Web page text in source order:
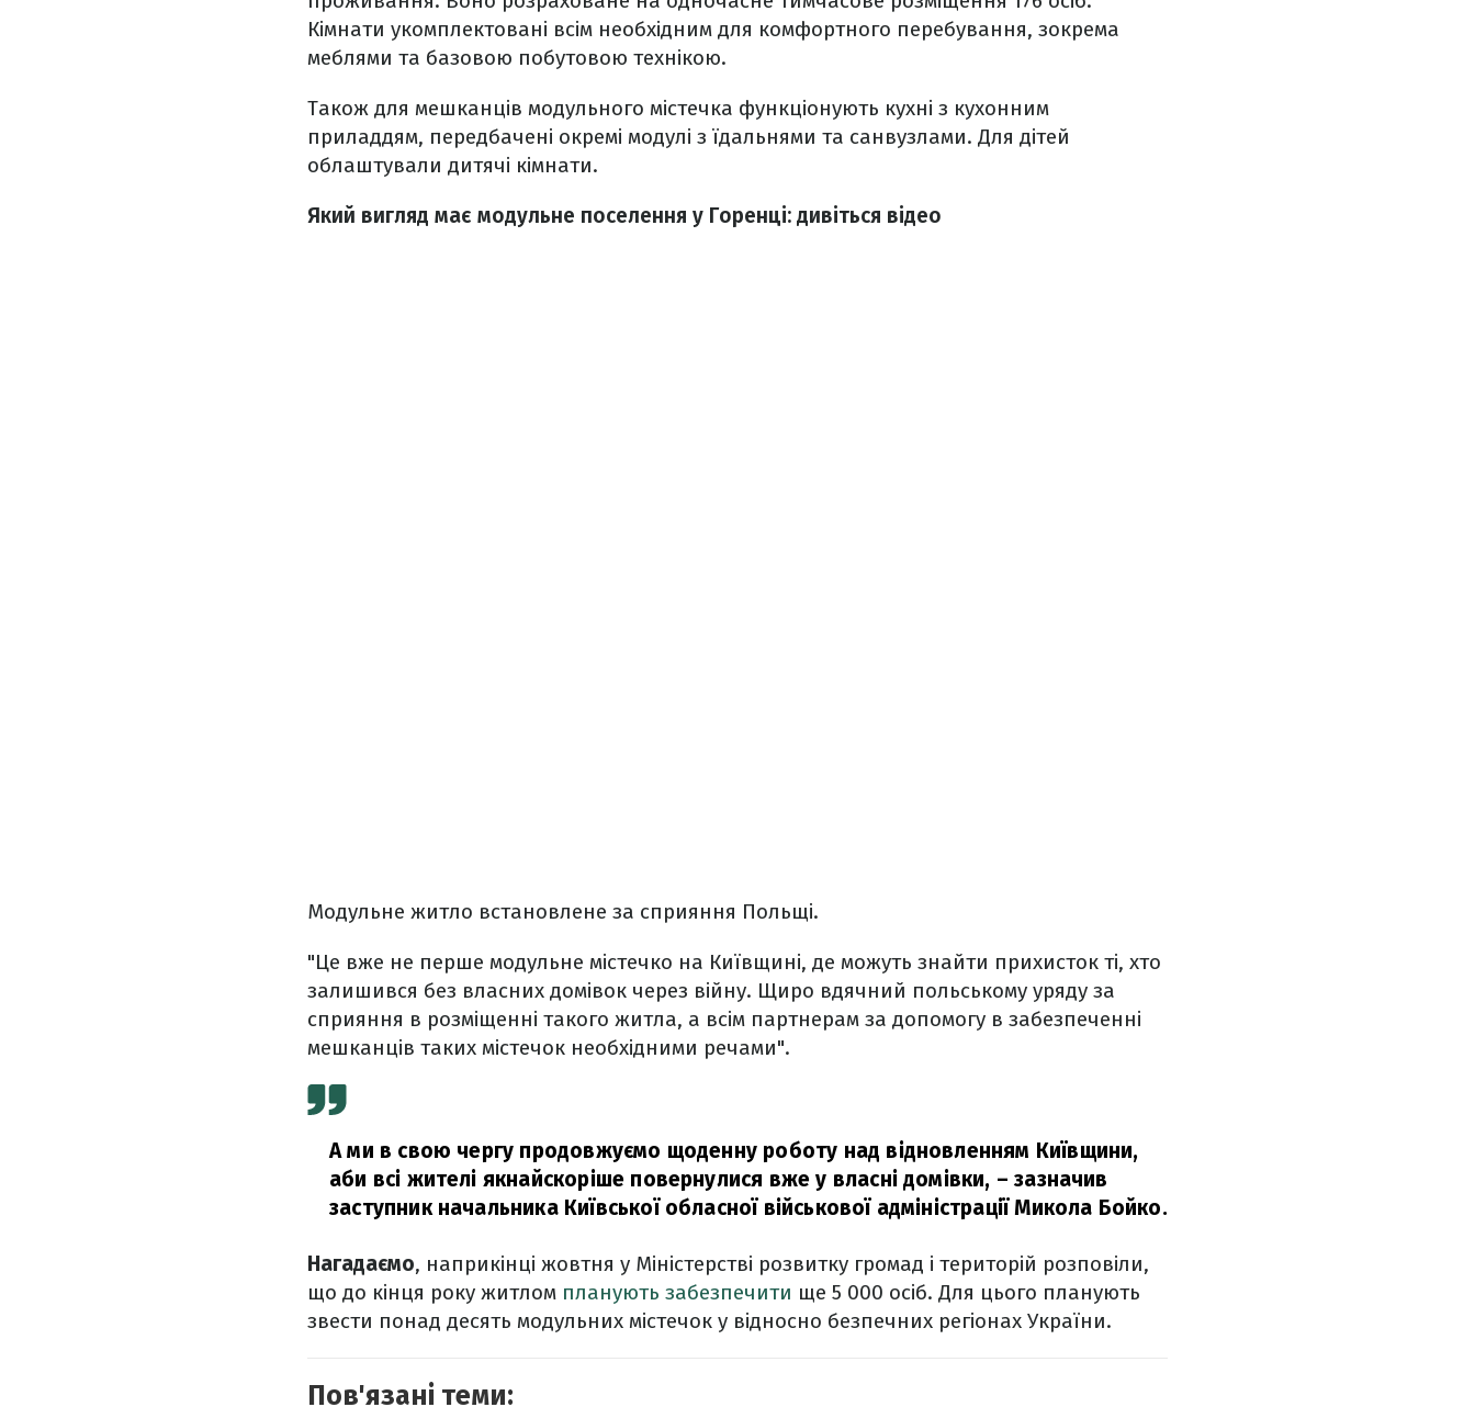
Кімнати укомплектовані всім необхідним для комфортного перебування, зокрема
меблями та базовою побутовою технікою.
Також для мешканців модульного містечка функціонують кухні з кухонним
приладдям, передбачені окремі модулі з їдальнями та санвузлами. Для дітей
облаштували дитячі кімнати.
Який вигляд має модульне поселення у Горенці: дивіться відео
Модульне житло встановлене за сприяння Польщі.
"Це вже не перше модульне містечко на Київщині, де можуть знайти прихисток ті, хто
залишився без власних домівок через війну. Щиро вдячний польському уряду за
сприяння в розміщенні такого житла, а всім партнерам за допомогу в забезпеченні
мешканців таких містечок необхідними речами".
А ми в свою чергу продовжуємо щоденну роботу над відновленням Київщини,
аби всі жителі якнайскоріше повернулися вже у власні домівки, – зазначив
заступник начальника Київської обласної військової адміністрації Микола Бойко.
Нагадаємо, наприкінці жовтня у Міністерстві розвитку громад і територій розповіли,
що до кінця року житлом планують забезпечити ще 5 000 осіб. Для цього планують
звести понад десять модульних містечок у відносно безпечних регіонах України.
Пов'язані теми: